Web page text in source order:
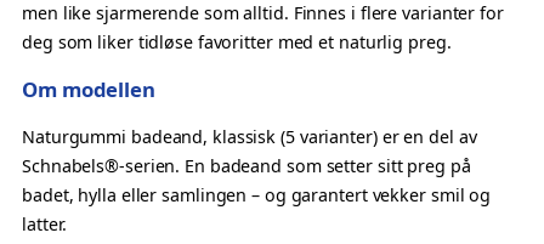
n
d
a
t
u
r
g
men like sjarmerende som alltid. Finnes i flere varianter for
deg som liker tidløse favoritter med et naturlig preg.
Om modellen
Naturgummi badeand, klassisk (5 varianter) er en del av
Schnabels®-serien. En badeand som setter sitt preg på
badet, hylla eller samlingen – og garantert vekker smil og
latter.